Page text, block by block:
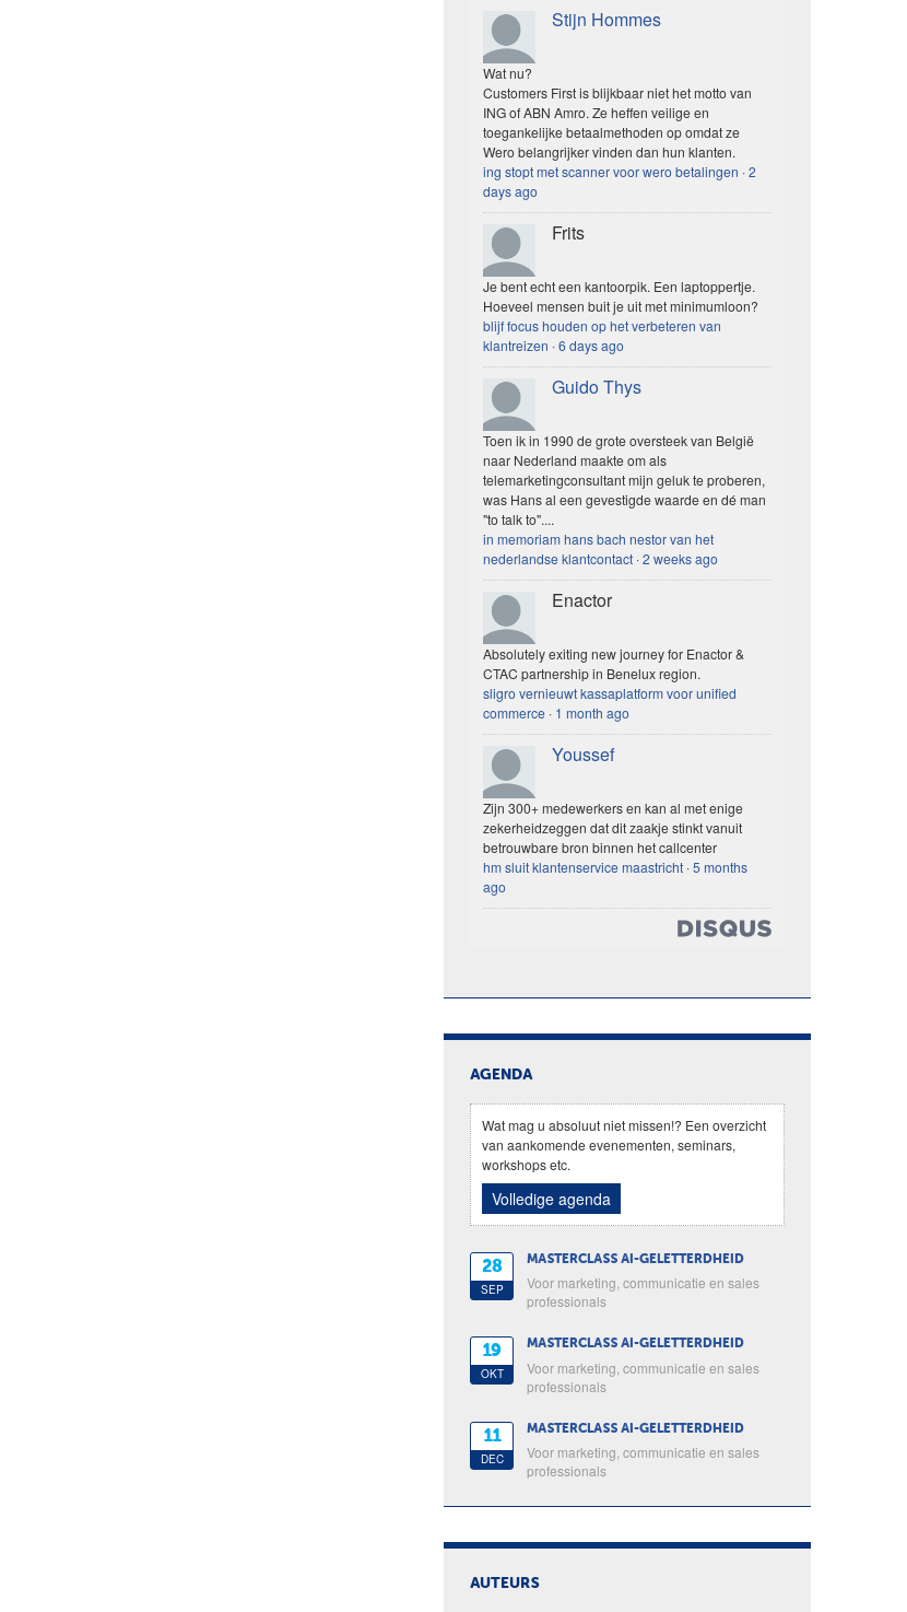
Stijn Hommes
Wat nu?
Customers First is blijkbaar niet het motto van
ING of ABN Amro. Ze heffen veilige en
toegankelijke betaalmethoden op omdat ze
Wero belangrijker vinden dan hun klanten.
ing stopt met scanner voor wero betalingen ·2
days ago
Frits
Je bent echt een kantoorpik. Een laptoppertje.
Hoeveel mensen buit je uit met minimumloon?
blijf focus houden op het verbeteren van
klantreizen ·6 days ago
Guido Thys
Toen ik in 1990 de grote oversteek van België
naar Nederland maakte om als
telemarketingconsultant mijn geluk te proberen,
was Hans al een gevestigde waarde en dé man
"to talk to"....
in memoriam hans bach nestor van het
nederlandse klantcontact ·2 weeks ago
Enactor
Absolutely exiting new journey for Enactor &
CTAC partnership in Benelux region.
sligro vernieuwt kassaplatform voor unified
commerce · 1 month ago
Youssef
Zijn 300+ medewerkers en kan al met enige
zekerheidzeggen dat dit zaakje stinkt vanuit
betrouwbare bron binnen het callcenter
hm sluit klantenservice maastricht ·5 months
ago
AGENDA
Wat mag u absoluut niet missen!? Een overzicht
van aankomende evenementen, seminars,
workshops etc.
Volledige agenda
28
SEP
MASTERCLASS AI-GELETTERDHEID
Voor marketing, communicatie en sales
professionals
19
OKT
MASTERCLASS AI-GELETTERDHEID
Voor marketing, communicatie en sales
professionals
11
DEC
MASTERCLASS AI-GELETTERDHEID
Voor marketing, communicatie en sales
professionals
AUTEURS